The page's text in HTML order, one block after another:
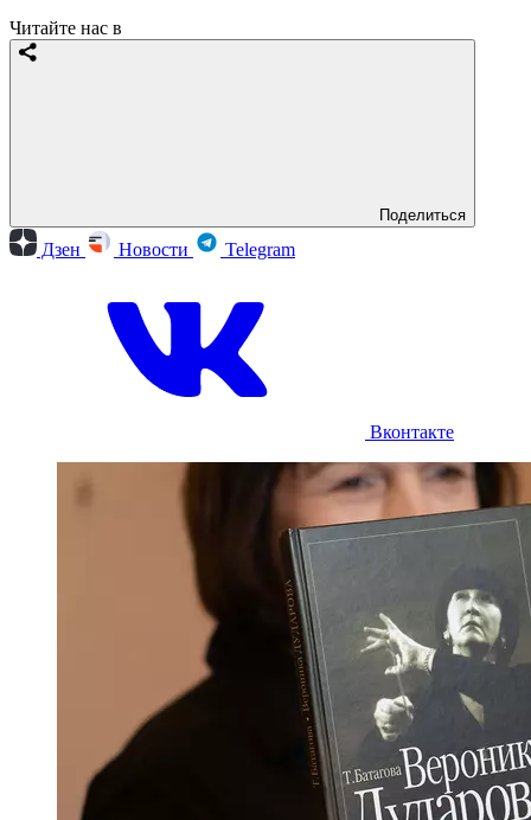
Читайте нас в
Поделиться
Дзен Новости Telegram
Вконтакте